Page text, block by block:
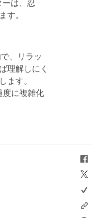
は、忍
す。
、リラッ
理解しにく
ます。
に複雑化